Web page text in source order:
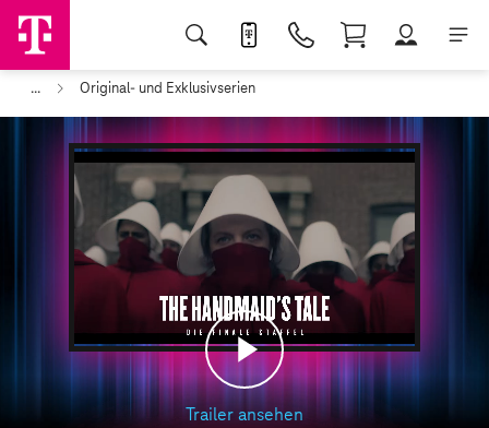
... Original- und Exklusivserien
Play
Trailer ansehen